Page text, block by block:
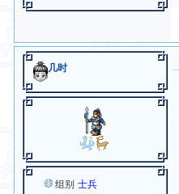
几时
组别 士兵